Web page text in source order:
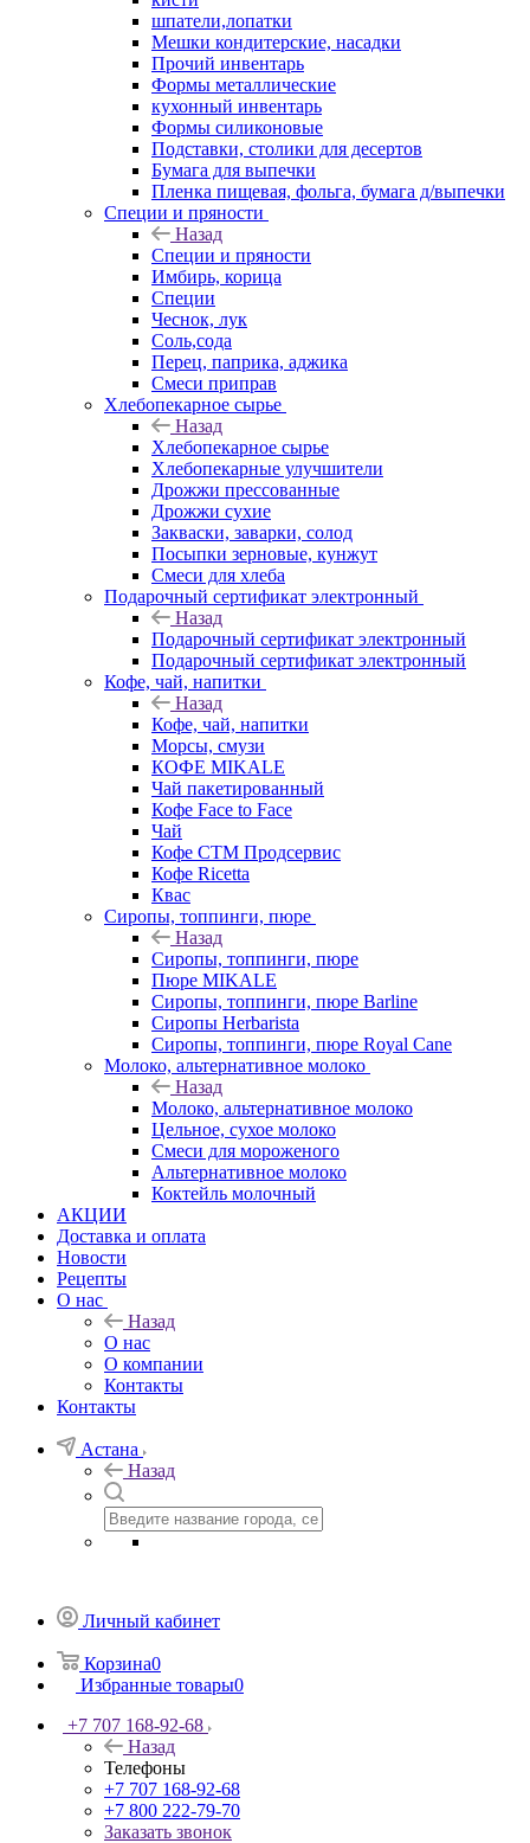
шпатели,лопатки
Мешки кондитерские, насадки
Прочий инвентарь
Формы металлические
кухонный инвентарь
Формы силиконовые
Подставки, столики для десертов
Бумага для выпечки
Пленка пищевая, фольга, бумага д/выпечки
Специи и пряности
Назад
Специи и пряности
Имбирь, корица
Специи
Чеснок, лук
Соль,сода
Перец, паприка, аджика
Смеси приправ
Хлебопекарное сырье
Назад
Хлебопекарное сырье
Хлебопекарные улучшители
Дрожжи прессованные
Дрожжи сухие
Закваски, заварки, солод
Посыпки зерновые, кунжут
Смеси для хлеба
Подарочный сертификат электронный
Назад
Подарочный сертификат электронный
Подарочный сертификат электронный
Кофе, чай, напитки
Назад
Кофе, чай, напитки
Морсы, смузи
КОФЕ MIKALE
Чай пакетированный
Кофе Face to Face
Чай
Кофе СТМ Продсервис
Кофе Ricetta
Квас
Сиропы, топпинги, пюре
Назад
Сиропы, топпинги, пюре
Пюре MIKALE
Сиропы, топпинги, пюре Barline
Сиропы Herbarista
Сиропы, топпинги, пюре Royal Cane
Молоко, альтернативное молоко
Назад
Молоко, альтернативное молоко
Цельное, сухое молоко
Смеси для мороженого
Альтернативное молоко
Коктейль молочный
АКЦИИ
Доставка и оплата
Новости
Рецепты
О нас
Назад
О нас
О компании
Контакты
Контакты
Астана
Назад
Личный кабинет
Корзина0
Избранные товары0
+7 707 168-92-68
Назад
Телефоны
+7 707 168-92-68
+7 800 222-79-70
Заказать звонок